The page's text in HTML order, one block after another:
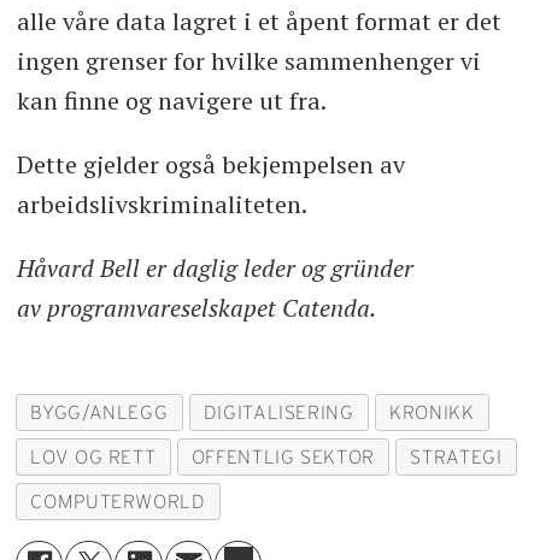
alle våre data lagret i et åpent format er det
ingen grenser for hvilke sammenhenger vi
kan finne og navigere ut fra.
Dette gjelder også bekjempelsen av
arbeidslivskriminaliteten.
Håvard Bell er daglig leder og gründer
av programvareselskapet Catenda.
BYGG/ANLEGG DIGITALISERING KRONIKK
LOV OG RETT OFFENTLIG SEKTOR STRATEGI
COMPUTERWORLD